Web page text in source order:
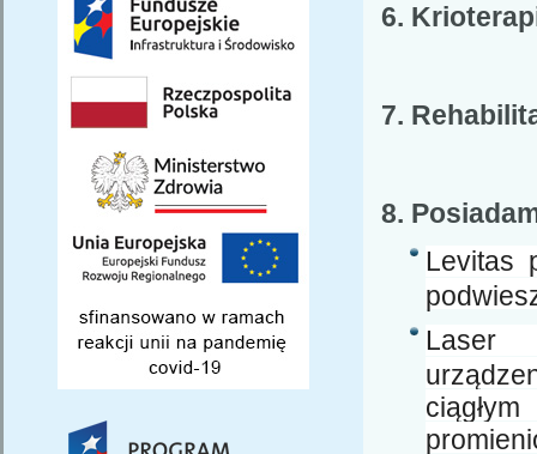
6.
7.
8.
Levitas
Laser